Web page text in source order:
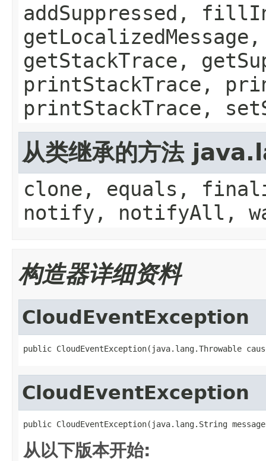
addSuppressed,
getStackTrace,
printStackTrace,
printStackTrace,
从类继承的方法
clone, equals,
notify, notifyAll,
构造器详细资料
CloudEventException
public CloudEventException(java.lang.Throwable
CloudEventException
public CloudEventException(java.lang.String
从以下版本开始: